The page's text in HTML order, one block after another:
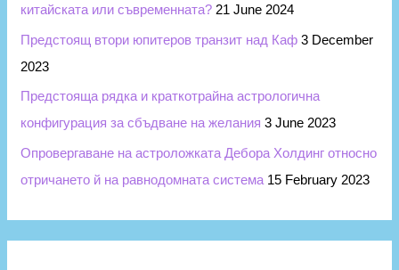
китайската или съвременната? 21 June 2024
Предстоящ втори юпитеров транзит над Каф 3 December
2023
Предстояща рядка и краткотрайна астрологична
конфигурация за сбъдване на желания 3 June 2023
Опровергаване на астроложката Дебора Холдинг относно
отричането й на равнодомната система 15 February 2023